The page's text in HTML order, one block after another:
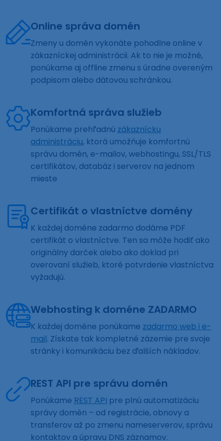
Online správa domén
Zmeny u domén vykonáte pohodlne online v
zákazníckej administrácii. Ak to nie je možné,
ponúkame aj offline zmenu s úradne overeným
podpisom alebo dátovou schránkou.
Komfortná správa služieb
Ponúkame prehľadnú zákaznícku
administráciu, ktorá umožňuje komfortnú
správu domén, e-mailov, webhostingu, SSL/TLS
certifikátov, databáz i serverov na jednom
mieste
Certifikát o vlastníctve domény
K každej doméne zadarmo dodáme PDF
certifikát o vlastníctve. Ten sa môže hodiť ako
originálny darček alebo ako doklad pri
overovaní služieb, ktoré potvrdenie vlastníctva
vyžadujú.
Webhosting k doméne ZADARMO
K každej doméne ponúkame zadarmo web i e-
mail. Získate tak kompletné zázemie pre svoje
stránky i komunikáciu bez ďalších nákladov.
REST API pre správu domén
Ponúkame REST API pre plnú automatizáciu
správy domén – od registrácie, obnovy a
transferov až po zmenu nameserverov, správu
kontaktov a úpravu DNS záznamov.